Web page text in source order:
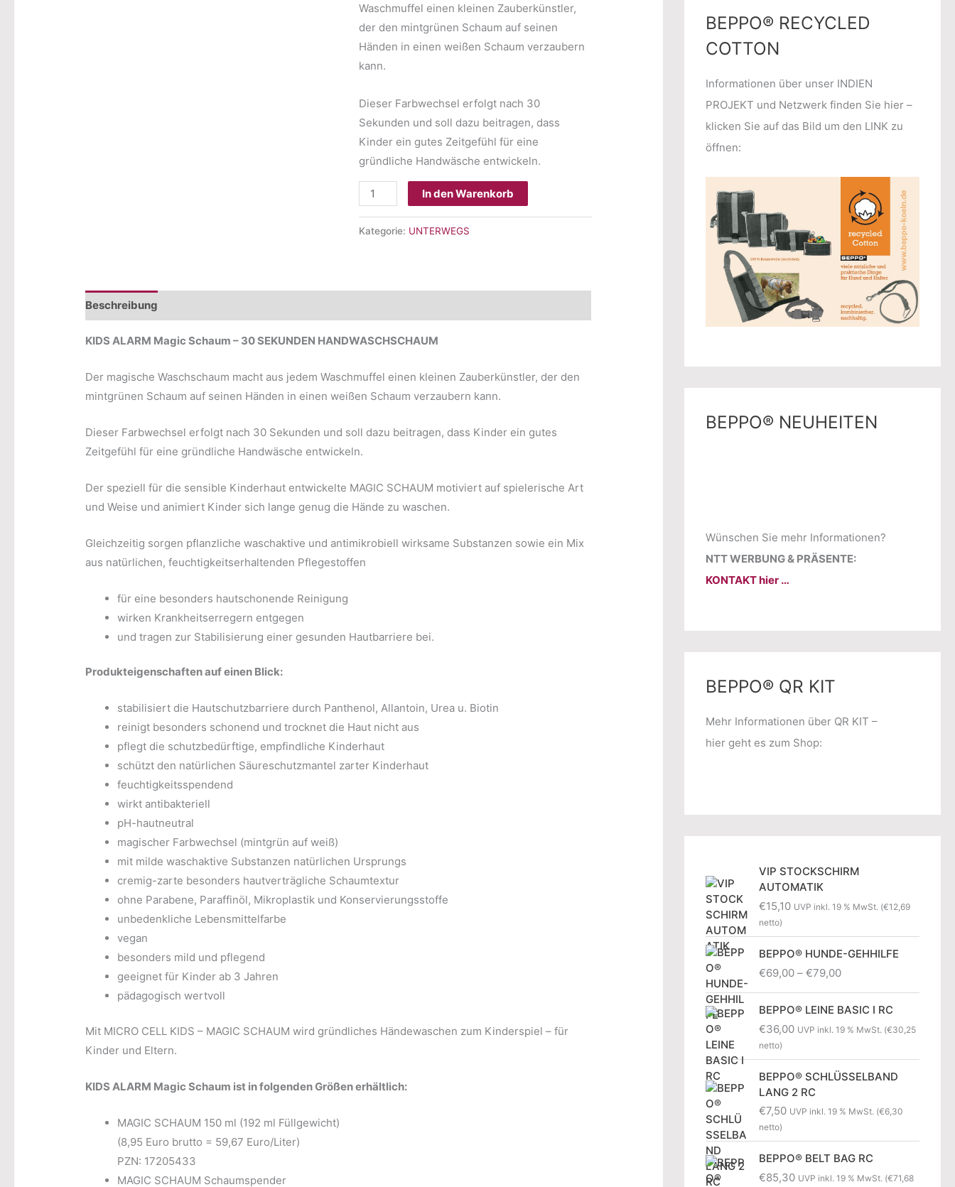
Waschmuffel einen kleinen Zauberkünstler,
der den mintgrünen Schaum auf seinen
Händen in einen weißen Schaum verzaubern
kann.
Dieser Farbwechsel erfolgt nach 30
Sekunden und soll dazu beitragen, dass
Kinder ein gutes Zeitgefühl für eine
gründliche Handwäsche entwickeln.
KIDS
ALARM
Magic
In den Warenkorb
Kategorie: UNTERWEGS
Beschreibung
KIDS ALARM Magic Schaum – 30 SEKUNDEN HANDWASCHSCHAUM
Der magische Waschschaum macht aus jedem Waschmuffel einen kleinen Zauberkünstler, der den
mintgrünen Schaum auf seinen Händen in einen weißen Schaum verzaubern kann.
Dieser Farbwechsel erfolgt nach 30 Sekunden und soll dazu beitragen, dass Kinder ein gutes
Zeitgefühl für eine gründliche Handwäsche entwickeln.
Der speziell für die sensible Kinderhaut entwickelte MAGIC SCHAUM motiviert auf spielerische Art
und Weise und animiert Kinder sich lange genug die Hände zu waschen.
Gleichzeitig sorgen pflanzliche waschaktive und antimikrobiell wirksame Substanzen sowie ein Mix
aus natürlichen, feuchtigkeitserhaltenden Pflegestoffen
für eine besonders hautschonende Reinigung
wirken Krankheitserregern entgegen
und tragen zur Stabilisierung einer gesunden Hautbarriere bei.
Produkteigenschaften auf einen Blick:
stabilisiert die Hautschutzbarriere durch Panthenol, Allantoin, Urea u. Biotin
reinigt besonders schonend und trocknet die Haut nicht aus
pflegt die schutzbedürftige, empfindliche Kinderhaut
schützt den natürlichen Säureschutzmantel zarter Kinderhaut
feuchtigkeitsspendend
wirkt antibakteriell
pH-hautneutral
magischer Farbwechsel (mintgrün auf weiß)
mit milde waschaktive Substanzen natürlichen Ursprungs
cremig-zarte besonders hautverträgliche Schaumtextur
ohne Parabene, Paraffinöl, Mikroplastik und Konservierungsstoffe
unbedenkliche Lebensmittelfarbe
vegan
besonders mild und pflegend
geeignet für Kinder ab 3 Jahren
pädagogisch wertvoll
Mit MICRO CELL KIDS – MAGIC SCHAUM wird gründliches Händewaschen zum Kinderspiel – für
Kinder und Eltern.
KIDS ALARM Magic Schaum ist in folgenden Größen erhältlich:
MAGIC SCHAUM 150 ml (192 ml Füllgewicht)
(8,95 Euro brutto = 59,67 Euro/Liter)
PZN: 17205433
MAGIC SCHAUM Schaumspender
BEPPO® RECYCLED
COTTON
Informationen über unser INDIEN
PROJEKT und Netzwerk finden Sie hier –
klicken Sie auf das Bild um den LINK zu
öffnen:
BEPPO® NEUHEITEN
Wünschen Sie mehr Informationen?
NTT WERBUNG & PRÄSENTE:
KONTAKT hier …
BEPPO® QR KIT
Mehr Informationen über QR KIT –
hier geht es zum Shop:
VIP STOCKSCHIRM
AUTOMATIK
€15,10 UVP inkl. 19 % MwSt. (€12,69
netto)
BEPPO® HUNDE-GEHHILFE
€69,00 – €79,00P
e
s
a
n
:
€
6
BEPPO® LEINE BASIC I RC
€36,00 UVP inkl. 19 % MwSt. (€30,25
netto)
BEPPO® SCHLÜSSELBAND
LANG 2 RC
€7,50 UVP inkl. 19 % MwSt. (€6,30
netto)
BEPPO® BELT BAG RC
€85,30 UVP inkl. 19 % MwSt. (€71,68